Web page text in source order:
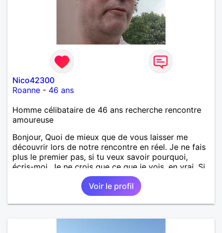
Nico42300
Roanne - 46 ans
Homme célibataire de 46 ans recherche rencontre
amoureuse
Bonjour, Quoi de mieux que de vous laisser me
découvrir lors de notre rencontre en réel. Je ne fais
plus le premier pas, si tu veux savoir pourquoi,
écris-moi. Je ne crois que ce que je vois, en vrai. Si
tu souhaites voir + de photos, envoie-moi un coup
de cœur pour avoir accès à mon album privé, mes
photos de famille et avec mes ami(e)s, entre autres,
sinon c'est que ma vie ne t'intéresse pas. N'hésites
Voir le profil